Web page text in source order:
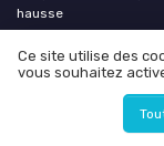
hausse
accélérer vos
Interview de Giovanni
: emails, LinkedIn et
Ce site utilise des
vous souhaitez